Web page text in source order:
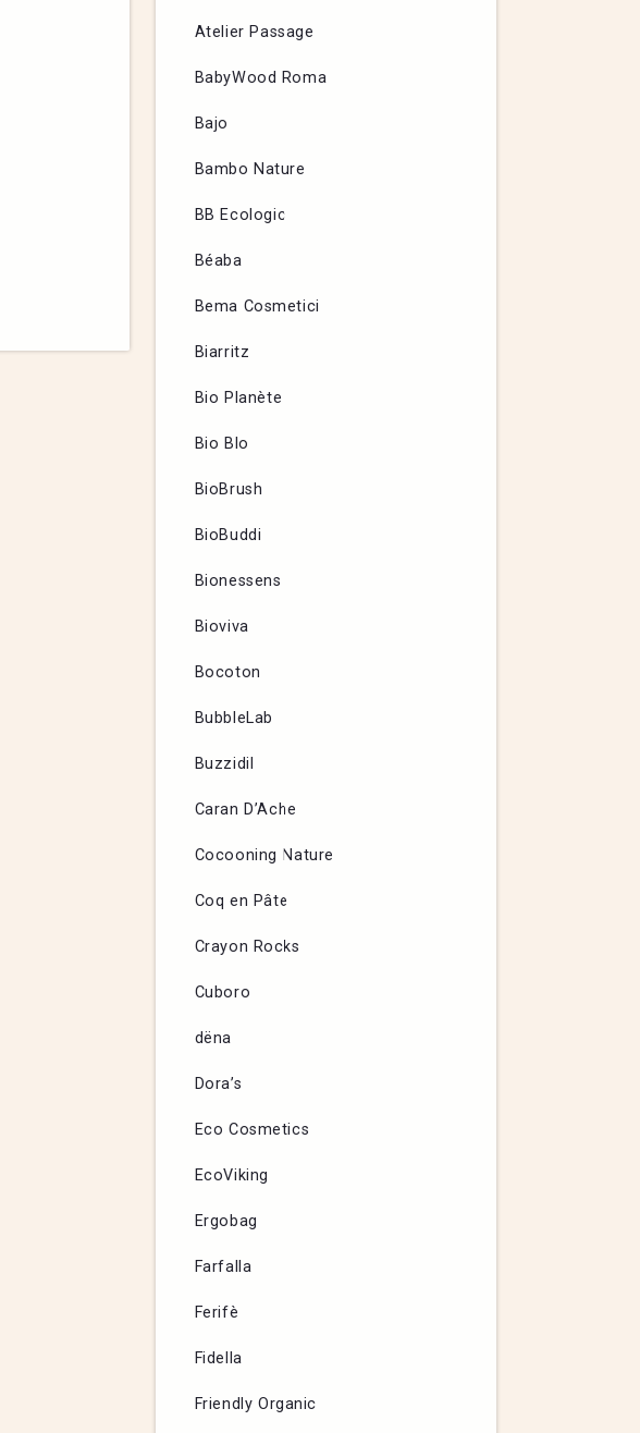
Atelier Passage
BabyWood Roma
Bajo
Bambo Nature
BB Ecologic
Béaba
Bema Cosmetici
Biarritz
Bio Planète
Bio Blo
BioBrush
BioBuddi
Bionessens
Bioviva
Bocoton
BubbleLab
Buzzidil
Caran D’Ache
Cocooning Nature
Coq en Pâte
Crayon Rocks
Cuboro
dëna
Dora’s
Eco Cosmetics
EcoViking
Ergobag
Farfalla
Ferifè
Fidella
Friendly Organic